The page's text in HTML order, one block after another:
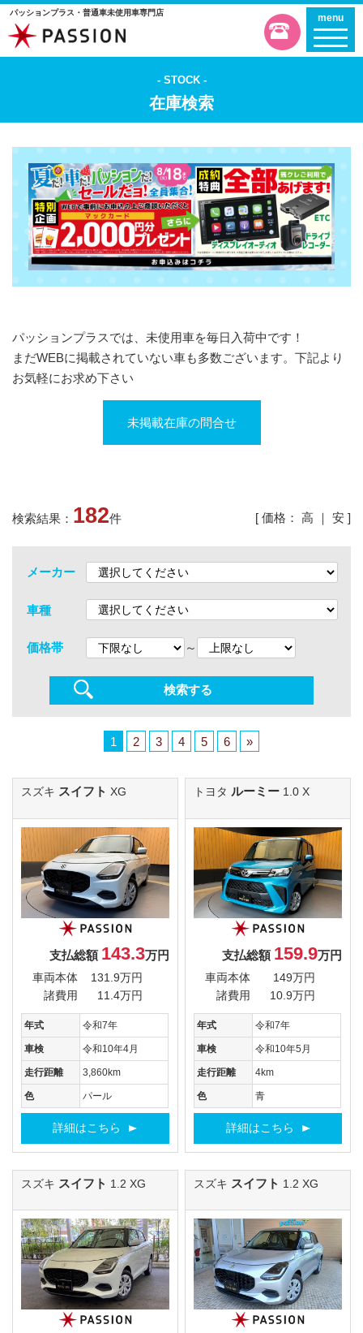
パッションプラス・普通車未使用車専門店 menu
STOCK
在庫検索
パッションプラスでは、未使用車を毎日入荷中です！
まだWEBに掲載されていない車も多数ございます。下記より
お気軽にお求め下さい
未掲載在庫の問合せ
検索結果： 182件 [ 価格： 高 ｜ 安 ]
メーカー
車種
価格帯 ～
1 2 3 4 5 6 »
スズキ スイフト XG
支払総額 143.3万円
車両本体
131.9万円
諸費用
11.4万円
年式 令和7年
車検 令和10年4月
走行距離 3,860km
色 パール
詳細はこちら
トヨタ ルーミー 1.0 X
支払総額 159.9万円
車両本体
149万円
諸費用
10.9万円
年式 令和7年
車検 令和10年5月
走行距離 4km
色 青
詳細はこちら
スズキ スイフト 1.2 XG スズキ スイフト 1.2 XG